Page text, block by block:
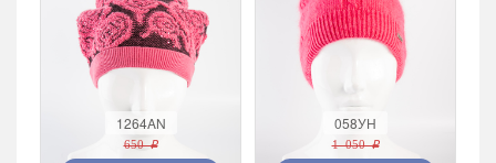
1264AN
650 r
058УН
1 050 r